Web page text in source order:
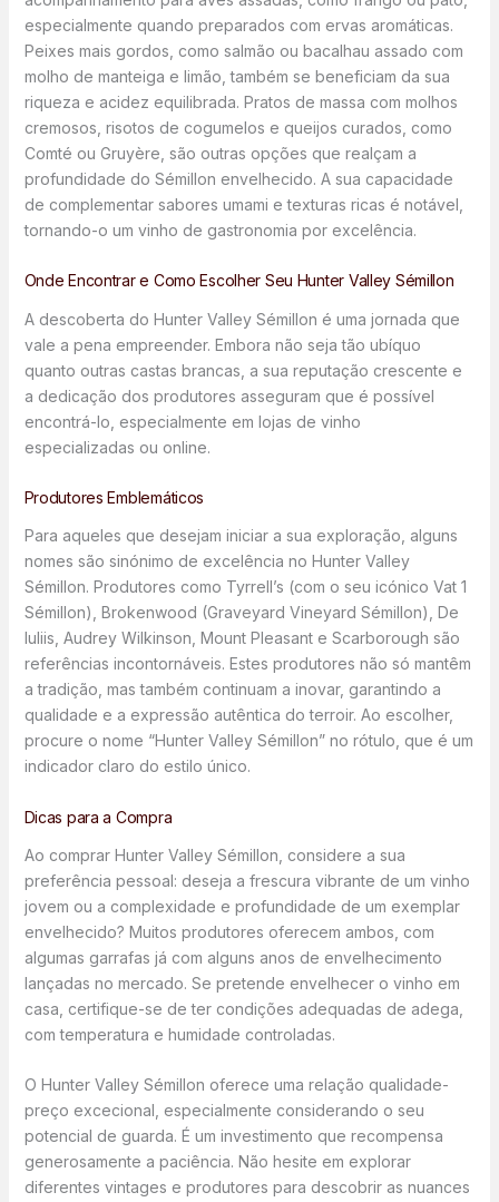
especialmente quando preparados com ervas aromáticas.
Peixes mais gordos, como salmão ou bacalhau assado com
molho de manteiga e limão, também se beneficiam da sua
riqueza e acidez equilibrada. Pratos de massa com molhos
cremosos, risotos de cogumelos e queijos curados, como
Comté ou Gruyère, são outras opções que realçam a
profundidade do Sémillon envelhecido. A sua capacidade
de complementar sabores umami e texturas ricas é notável,
tornando-o um vinho de gastronomia por excelência.
Onde Encontrar e Como Escolher Seu Hunter Valley Sémillon
A descoberta do Hunter Valley Sémillon é uma jornada que
vale a pena empreender. Embora não seja tão ubíquo
quanto outras castas brancas, a sua reputação crescente e
a dedicação dos produtores asseguram que é possível
encontrá-lo, especialmente em lojas de vinho
especializadas ou online.
Produtores Emblemáticos
Para aqueles que desejam iniciar a sua exploração, alguns
nomes são sinónimo de excelência no Hunter Valley
Sémillon. Produtores como Tyrrell’s (com o seu icónico Vat 1
Sémillon), Brokenwood (Graveyard Vineyard Sémillon), De
Iuliis, Audrey Wilkinson, Mount Pleasant e Scarborough são
referências incontornáveis. Estes produtores não só mantêm
a tradição, mas também continuam a inovar, garantindo a
qualidade e a expressão autêntica do terroir. Ao escolher,
procure o nome “Hunter Valley Sémillon” no rótulo, que é um
indicador claro do estilo único.
Dicas para a Compra
Ao comprar Hunter Valley Sémillon, considere a sua
preferência pessoal: deseja a frescura vibrante de um vinho
jovem ou a complexidade e profundidade de um exemplar
envelhecido? Muitos produtores oferecem ambos, com
algumas garrafas já com alguns anos de envelhecimento
lançadas no mercado. Se pretende envelhecer o vinho em
casa, certifique-se de ter condições adequadas de adega,
com temperatura e humidade controladas.
O Hunter Valley Sémillon oferece uma relação qualidade-
preço excecional, especialmente considerando o seu
potencial de guarda. É um investimento que recompensa
generosamente a paciência. Não hesite em explorar
diferentes vintages e produtores para descobrir as nuances